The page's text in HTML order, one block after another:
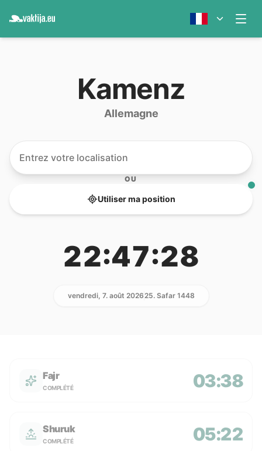
Kamenz
Allemagne
OU
Utiliser ma position
22:47:28
vendredi, 7. août 202625. Safar 1448
Fajr
COMPLÉTÉ 03:38
Shuruk
COMPLÉTÉ 05:22